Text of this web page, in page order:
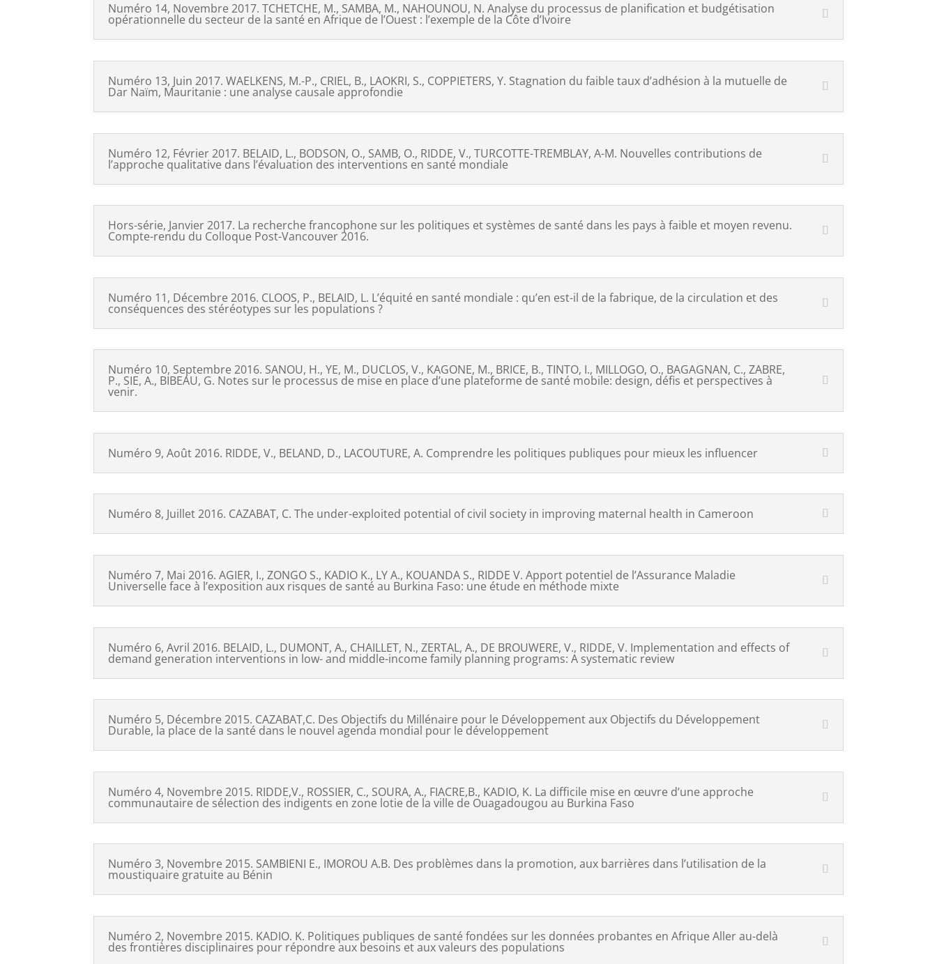
Numéro 14, Novembre 2017. TCHETCHE, M., SAMBA, M., NAHOUNOU, N. Analyse du processus de planification et budgétisation
opérationnelle du secteur de la santé en Afrique de l’Ouest : l’exemple de la Côte d’Ivoire
Numéro 13, Juin 2017. WAELKENS, M.-P., CRIEL, B., LAOKRI, S., COPPIETERS, Y. Stagnation du faible taux d’adhésion à la mutuelle de
Dar Naïm, Mauritanie : une analyse causale approfondie
Numéro 12, Février 2017. BELAID, L., BODSON, O., SAMB, O., RIDDE, V., TURCOTTE-TREMBLAY, A-M. Nouvelles contributions de
l’approche qualitative dans l’évaluation des interventions en santé mondiale
Hors-série, Janvier 2017. La recherche francophone sur les politiques et systèmes de santé dans les pays à faible et moyen revenu.
Compte-rendu du Colloque Post-Vancouver 2016.
Numéro 11, Décembre 2016. CLOOS, P., BELAID, L. L’équité en santé mondiale : qu’en est-il de la fabrique, de la circulation et des
conséquences des stéréotypes sur les populations ?
Numéro 10, Septembre 2016. SANOU, H., YE, M., DUCLOS, V., KAGONE, M., BRICE, B., TINTO, I., MILLOGO, O., BAGAGNAN, C., ZABRE,
P., SIE, A., BIBEAU, G. Notes sur le processus de mise en place d’une plateforme de santé mobile: design, défis et perspectives à
venir.
Numéro 9, Août 2016. RIDDE, V., BELAND, D., LACOUTURE, A. Comprendre les politiques publiques pour mieux les influencer
Numéro 8, Juillet 2016. CAZABAT, C. The under-exploited potential of civil society in improving maternal health in Cameroon
Numéro 7, Mai 2016. AGIER, I., ZONGO S., KADIO K., LY A., KOUANDA S., RIDDE V. Apport potentiel de l’Assurance Maladie
Universelle face à l’exposition aux risques de santé au Burkina Faso: une étude en méthode mixte
Numéro 6, Avril 2016. BELAID, L., DUMONT, A., CHAILLET, N., ZERTAL, A., DE BROUWERE, V., RIDDE, V. Implementation and effects of
demand generation interventions in low- and middle-income family planning programs: A systematic review
Numéro 5, Décembre 2015. CAZABAT,C. Des Objectifs du Millénaire pour le Développement aux Objectifs du Développement
Durable, la place de la santé dans le nouvel agenda mondial pour le développement
Numéro 4, Novembre 2015. RIDDE,V., ROSSIER, C., SOURA, A., FIACRE,B., KADIO, K. La difficile mise en œuvre d’une approche
communautaire de sélection des indigents en zone lotie de la ville de Ouagadougou au Burkina Faso
Numéro 3, Novembre 2015. SAMBIENI E., IMOROU A.B. Des problèmes dans la promotion, aux barrières dans l’utilisation de la
moustiquaire gratuite au Bénin
Numéro 2, Novembre 2015. KADIO. K. Politiques publiques de santé fondées sur les données probantes en Afrique Aller au-delà
des frontières disciplinaires pour répondre aux besoins et aux valeurs des populations